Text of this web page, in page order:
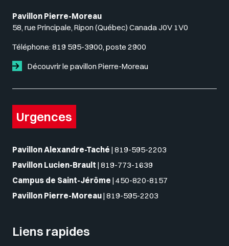
Pavillon Pierre-Moreau
58, rue Principale, Ripon (Québec) Canada J0V 1V0
Téléphone: 819 595-3900, poste 2900
Découvrir le pavillon Pierre-Moreau
Urgences
Pavillon Alexandre-Taché | 819-595-2203
Pavillon Lucien-Brault | 819-773-1639
Campus de Saint-Jérôme | 450-820-8157
Pavillon Pierre-Moreau| 819-595-2203
Liens rapides